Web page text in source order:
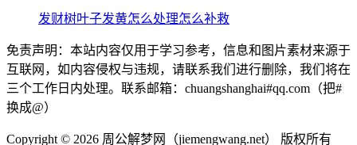
发财树叶子发黄怎么处理怎么补救
免责声明：本站内容仅用于学习参考，信息和图片素材来源于
互联网，如内容侵权与违规，请联系我们进行删除，我们将在
三个工作日内处理。联系邮箱：chuangshanghai#qq.com（把#
换成@）
Copyright © 2026 周公解梦网（jiemengwang.net） 版权所有